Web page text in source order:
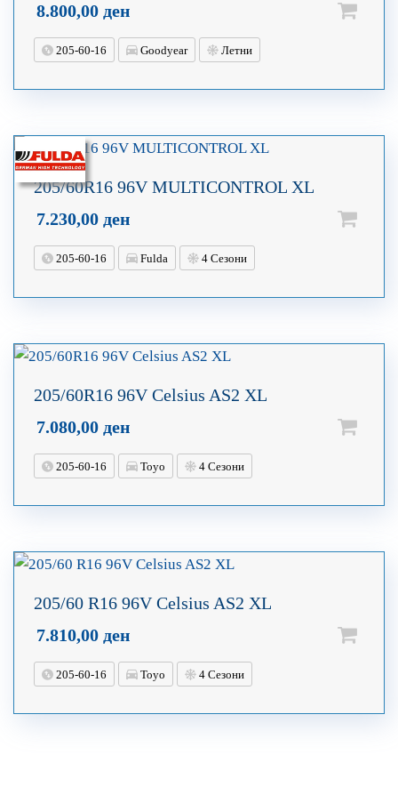
8.800,00 ден
205-60-16 Goodyear Летни
205/60R16 96V MULTICONTROL XL
7.230,00 ден
205-60-16 Fulda 4 Сезони
205/60R16 96V Celsius AS2 XL
7.080,00 ден
205-60-16 Toyo 4 Сезони
205/60 R16 96V Celsius AS2 XL
7.810,00 ден
205-60-16 Toyo 4 Сезони